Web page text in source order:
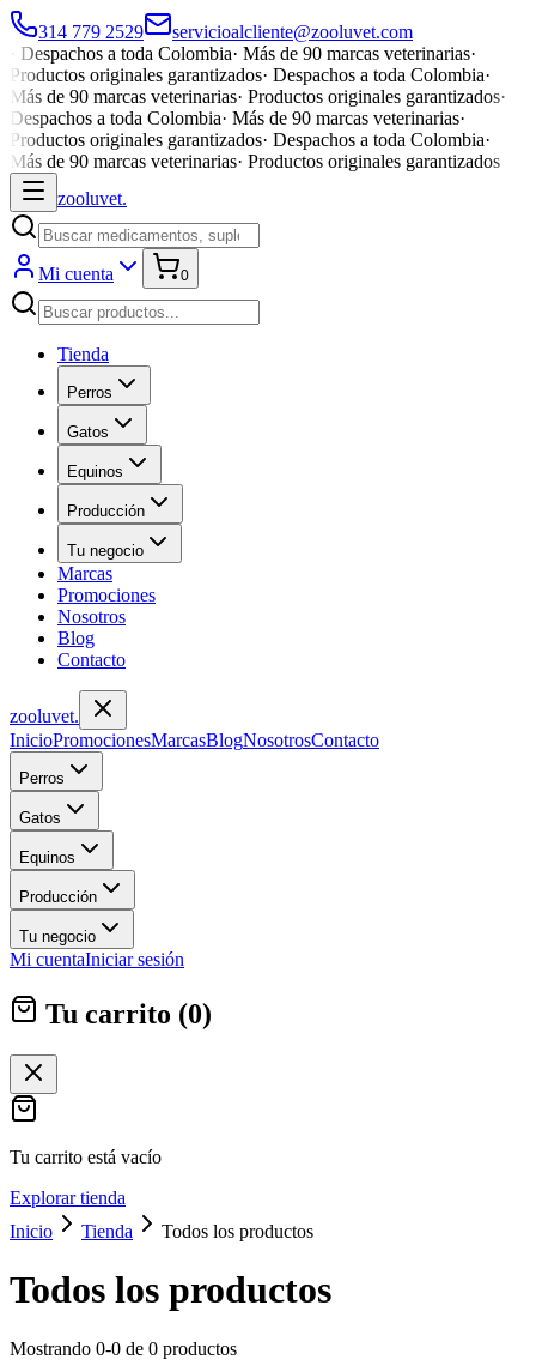
314 779 2529
servicioalcliente@zooluvet.com
Despachos a toda Colombia· Más de 90 marcas veterinarias·
Productos originales garantizados· Despachos a toda Colombia·
Más de 90 marcas veterinarias· Productos originales garantizados·
Despachos a toda Colombia· Más de 90 marcas veterinarias·
Productos originales garantizados· Despachos a toda Colombia·
Más de 90 marcas veterinarias· Productos originales garantizados
zooluvet.
Mi cuenta 0
Tienda
Perros
Gatos
Equinos
Producción
Tu negocio
Marcas
Promociones
Nosotros
Blog
Contacto
zooluvet.
InicioPromocionesMarcasBlogNosotrosContacto
Perros
Gatos
Equinos
Producción
Tu negocio
Mi cuentaIniciar sesión
Tu carrito (0)
Tu carrito está vacío
Explorar tienda
Inicio
Tienda Todos los productos
Todos los productos
Mostrando 0-0 de 0 productos